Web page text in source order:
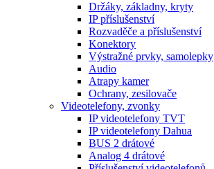
Držáky, základny, kryty
IP příslušenství
Rozvaděče a příslušenství
Konektory
Výstražné prvky, samolepky
Audio
Atrapy kamer
Ochrany, zesilovače
Videotelefony, zvonky
IP videotelefony TVT
IP videotelefony Dahua
BUS 2 drátové
Analog 4 drátové